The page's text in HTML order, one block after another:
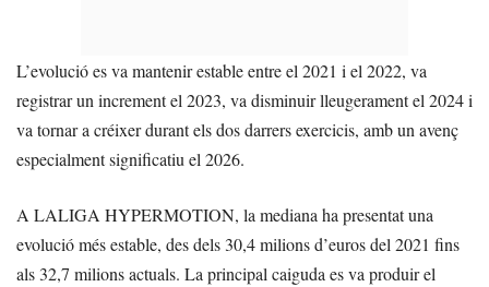
L’evolució es va mantenir estable entre el 2021 i el 2022, va
registrar un increment el 2023, va disminuir lleugerament el 2024 i
va tornar a créixer durant els dos darrers exercicis, amb un avenç
especialment significatiu el 2026.
A LALIGA HYPERMOTION, la mediana ha presentat una
evolució més estable, des dels 30,4 milions d’euros del 2021 fins
als 32,7 milions actuals. La principal caiguda es va produir el